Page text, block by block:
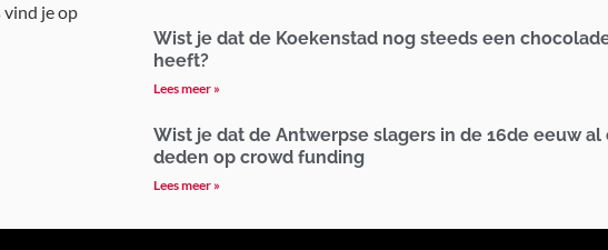
vind je op
Wist je dat de Koekenstad nog steeds een
heeft?
Lees meer »
Wist je dat de Antwerpse slagers in de 16de eeuw
deden op crowd funding
Lees meer »